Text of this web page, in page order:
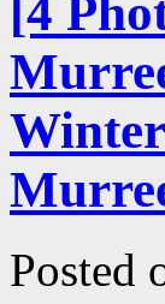
[4
Posted